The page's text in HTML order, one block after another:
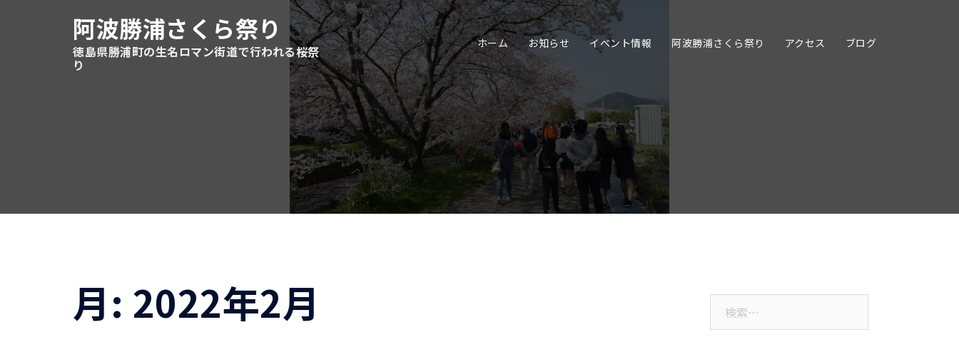
阿波勝浦さくら祭り
徳島県勝浦町の生名ロマン街道で行われる桜祭
り
ホーム お知らせ イベント情報 阿波勝浦さくら祭り アクセス ブログ
月: 2022年2月